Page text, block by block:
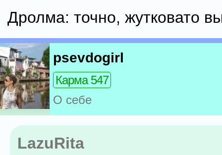
Дролма: точно, жутковато
psevdogirl
Карма 547
О себе
LazuRita